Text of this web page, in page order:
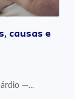
causas e
—...